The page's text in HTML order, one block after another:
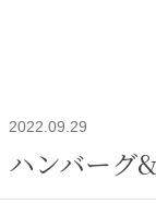
2022.09.29
ハンバーグ